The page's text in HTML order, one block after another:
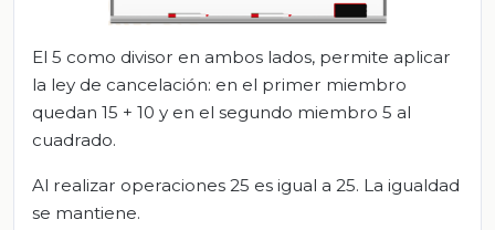
El 5 como divisor en ambos lados, permite aplicar
la ley de cancelación: en el primer miembro
quedan 15 + 10 y en el segundo miembro 5 al
cuadrado.
Al realizar operaciones 25 es igual a 25. La igualdad
se mantiene.